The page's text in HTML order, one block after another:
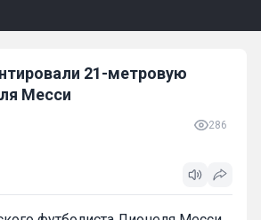
21-метровую
Месси
286